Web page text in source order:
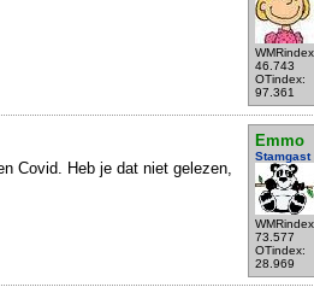
46.743
OTindex:
97.361
Emmo
Stamgast
73.577
OTindex:
28.969
Covid. Heb je dat niet gelezen,